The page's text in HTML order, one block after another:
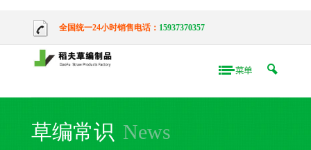
全国统一24小时销售电话： 15937370357
草编常识 News